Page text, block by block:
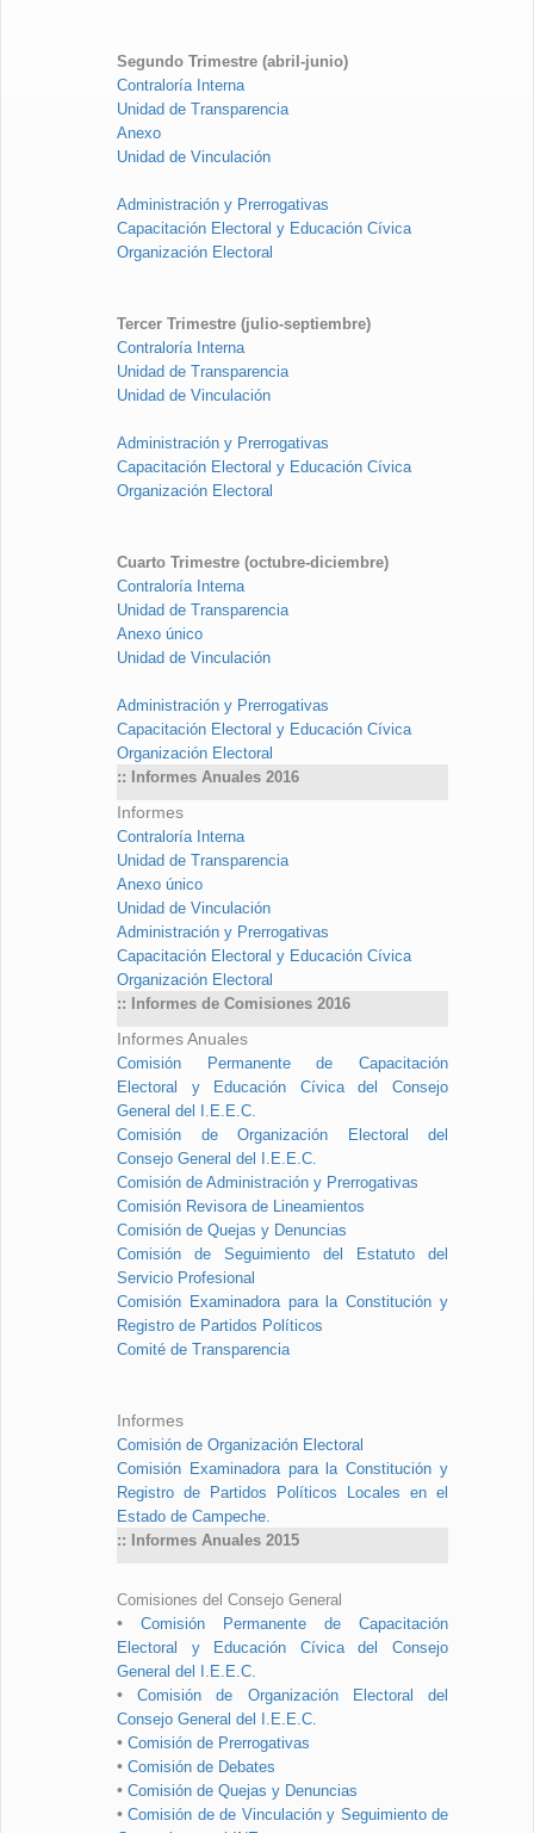
Segundo Trimestre (abril-junio)
Contraloría Interna
Unidad de Transparencia
Anexo
Unidad de Vinculación
Administración y Prerrogativas
Capacitación Electoral y Educación Cívica
Organización Electoral
Tercer Trimestre (julio-septiembre)
Contraloría Interna
Unidad de Transparencia
Unidad de Vinculación
Administración y Prerrogativas
Capacitación Electoral y Educación Cívica
Organización Electoral
Cuarto Trimestre (octubre-diciembre)
Contraloría Interna
Unidad de Transparencia
Anexo único
Unidad de Vinculación
Administración y Prerrogativas
Capacitación Electoral y Educación Cívica
Organización Electoral
:: Informes Anuales 2016
Informes
Contraloría Interna
Unidad de Transparencia
Anexo único
Unidad de Vinculación
Administración y Prerrogativas
Capacitación Electoral y Educación Cívica
Organización Electoral
:: Informes de Comisiones 2016
Informes Anuales
Comisión Permanente de Capacitación
Electoral y Educación Cívica del Consejo
General del I.E.E.C.
Comisión de Organización Electoral del
Consejo General del I.E.E.C.
Comisión de Administración y Prerrogativas
Comisión Revisora de Lineamientos
Comisión de Quejas y Denuncias
Comisión de Seguimiento del Estatuto del
Servicio Profesional
Comisión Examinadora para la Constitución y
Registro de Partidos Políticos
Comité de Transparencia
Informes
Comisión de Organización Electoral
Comisión Examinadora para la Constitución y
Registro de Partidos Políticos Locales en el
Estado de Campeche.
:: Informes Anuales 2015
Comisiones del Consejo General
• Comisión Permanente de Capacitación
Electoral y Educación Cívica del Consejo
General del I.E.E.C.
•Comisión de Organización Electoral del
Consejo General del I.E.E.C.
• Comisión de Prerrogativas
• Comisión de Debates
• Comisión de Quejas y Denuncias
•Comisión de de Vinculación y Seguimiento de